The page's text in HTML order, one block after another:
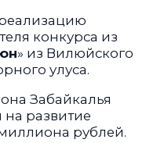
конкурса из
» из Вилюйского
улуса.
Забайкалья
развитие
рублей.